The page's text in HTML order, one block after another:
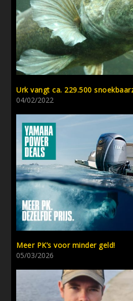
Urk vangt ca. 229.500
04/02/2022
Meer PK’s voor minder geld!
05/03/2026